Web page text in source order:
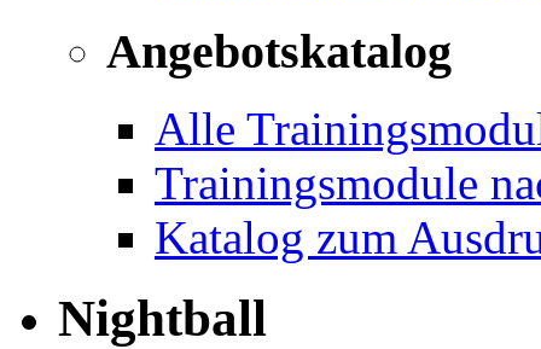
Angebotskatalog
Alle
Trainingsmodule
Katalog zum
Nightball